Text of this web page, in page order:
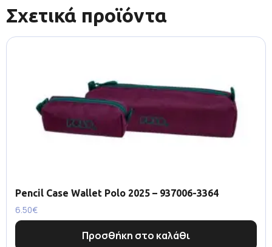
Σχετικά προϊόντα
Pencil Case Wallet Polo 2025 – 937006-3364
6.50€
Προσθήκη στο καλάθι